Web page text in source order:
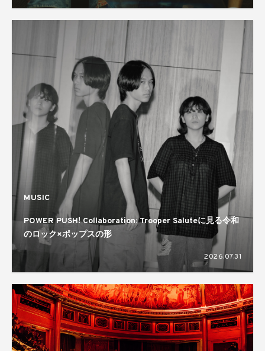
MUSIC
POWER PUSH! Collaboration: Trooper Saluteに見る令和
のロック×ポップスの形
2026.07.31